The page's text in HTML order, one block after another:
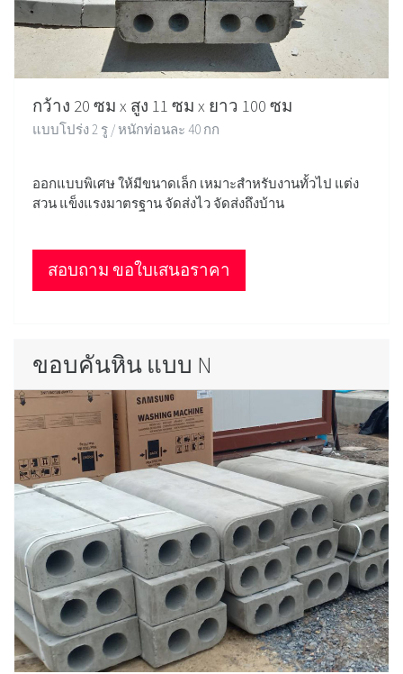
กว้าง 20 ซม x สูง 11 ซม x ยาว 100 ซม
แบบโปร่ง 2 รู / หนักท่อนละ 40 กก
ออกแบบพิเศษ ให้มีขนาดเล็ก เหมาะสำหรับงานทั้วไป แต่ง
สวน แข็งแรงมาตรฐาน จัดส่งไว จัดส่งถึงบ้าน
สอบถาม ขอใบเสนอราคา
ขอบคันหิน แบบ N